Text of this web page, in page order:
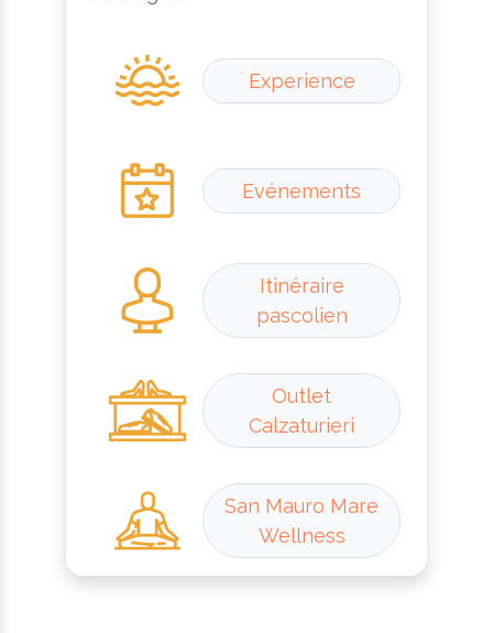
Experience
Evénements
Itinéraire
pascolien
Outlet
Calzaturieri
San Mauro Mare
Wellness